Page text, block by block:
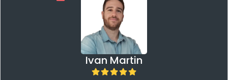
Ivan Martin